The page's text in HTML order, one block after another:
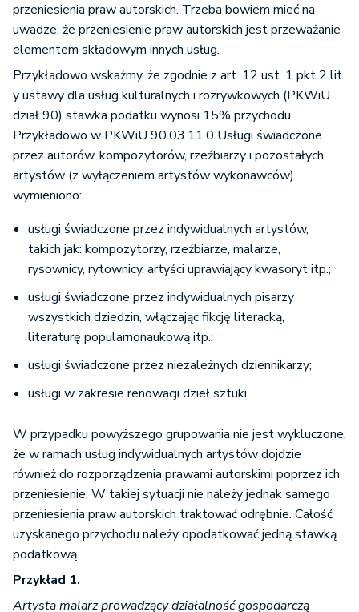
przeniesienia praw autorskich. Trzeba bowiem mieć na
uwadze, że przeniesienie praw autorskich jest przeważanie
elementem składowym innych usług.
Przykładowo wskażmy, że zgodnie z art. 12 ust. 1 pkt 2 lit.
y ustawy dla usług kulturalnych i rozrywkowych (PKWiU
dział 90) stawka podatku wynosi 15% przychodu.
Przykładowo w PKWiU 90.03.11.0 Usługi świadczone
przez autorów, kompozytorów, rzeźbiarzy i pozostałych
artystów (z wyłączeniem artystów wykonawców)
wymieniono:
usługi świadczone przez indywidualnych artystów,
takich jak: kompozytorzy, rzeźbiarze, malarze,
rysownicy, rytownicy, artyści uprawiający kwasoryt itp.;
usługi świadczone przez indywidualnych pisarzy
wszystkich dziedzin, włączając fikcję literacką,
literaturę popularnonaukową itp.;
usługi świadczone przez niezależnych dziennikarzy;
usługi w zakresie renowacji dzieł sztuki.
W przypadku powyższego grupowania nie jest wykluczone,
że w ramach usług indywidualnych artystów dojdzie
również do rozporządzenia prawami autorskimi poprzez ich
przeniesienie. W takiej sytuacji nie należy jednak samego
przeniesienia praw autorskich traktować odrębnie. Całość
uzyskanego przychodu należy opodatkować jedną stawką
podatkową.
Przykład 1.
Artysta malarz prowadzący działalność gospodarczą